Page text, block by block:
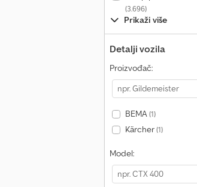
(3.696)
Prikaži više
Detalji vozila
Proizvođač:
BEMA(1)
Kärcher(1)
Model: